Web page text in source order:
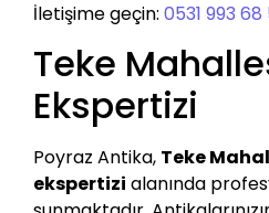
İletişime geçin: 0531 993 68
Teke
Ekspertizi
Poyraz Antika, Teke
ekspertizi alanında